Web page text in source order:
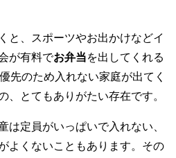
と、スポーツやお出かけなどイ
が有料でお弁当を出してくれる
先のため入れない家庭が出てく
、とてもありがたい存在です。
は定員がいっぱいで入れない、
よくないこともあります。その